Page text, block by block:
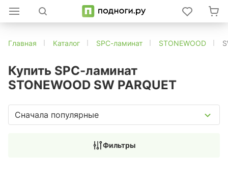
Главная Каталог SPC-ламинат STONEWOOD
Купить SPC-ламинат
STONEWOOD SW PARQUET
Сначала популярные
Фильтры